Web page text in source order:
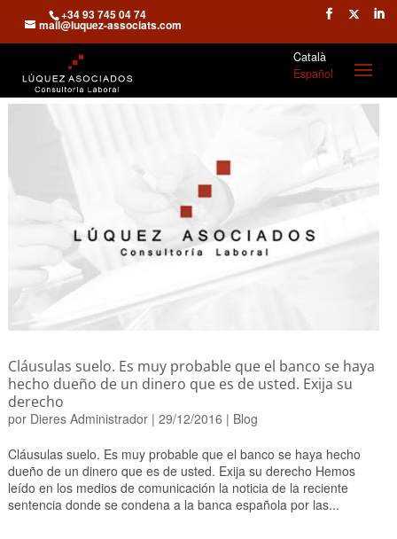
+34 93 745 04 74
mail@luquez-associats.com
Català
Español
Cláusulas suelo. Es muy probable que el banco se haya
hecho dueño de un dinero que es de usted. Exija su
derecho
por Dieres Administrador| 29/12/2016 | Blog
Cláusulas suelo. Es muy probable que el banco se haya hecho
dueño de un dinero que es de usted. Exija su derecho Hemos
leído en los medios de comunicación la noticia de la reciente
sentencia donde se condena a la banca española por las...